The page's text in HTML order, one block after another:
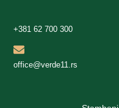
+381 62 700 300
office@verde11.rs